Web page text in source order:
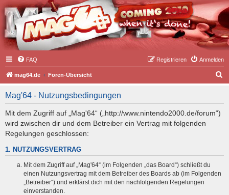
FAQ Anmelden
Registrieren
mag64.de Foren-Übersicht
Mag'64 - Nutzungsbedingungen
Mit dem Zugriff auf „Mag'64“ („http://www.nintendo2000.de/forum“)
wird zwischen dir und dem Betreiber ein Vertrag mit folgenden
Regelungen geschlossen:
1. NUTZUNGSVERTRAG
Mit dem Zugriff auf „Mag'64“ (im Folgenden „das Board“) schließt du
einen Nutzungsvertrag mit dem Betreiber des Boards ab (im Folgenden
„Betreiber“) und erklärst dich mit den nachfolgenden Regelungen
einverstanden.